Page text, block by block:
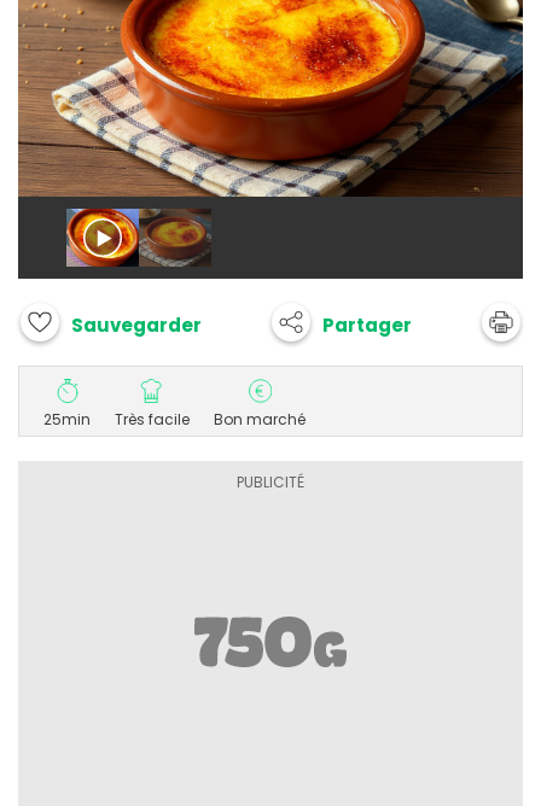
Sauvegarder Partager
25min Très facile Bon marché